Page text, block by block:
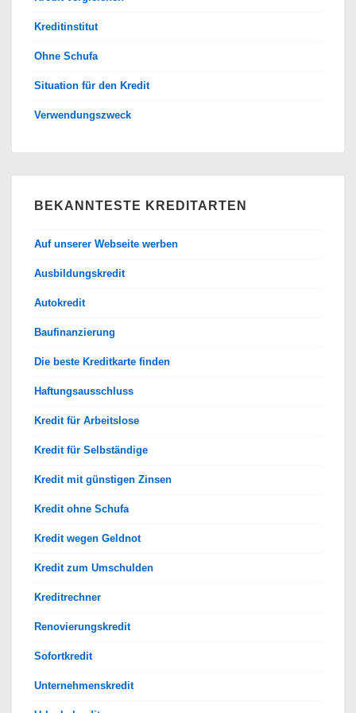
Kreditinstitut
Ohne Schufa
Situation für den Kredit
Verwendungszweck
BEKANNTESTE KREDITARTEN
Auf unserer Webseite werben
Ausbildungskredit
Autokredit
Baufinanzierung
Die beste Kreditkarte finden
Haftungsausschluss
Kredit für Arbeitslose
Kredit für Selbständige
Kredit mit günstigen Zinsen
Kredit ohne Schufa
Kredit wegen Geldnot
Kredit zum Umschulden
Kreditrechner
Renovierungskredit
Sofortkredit
Unternehmenskredit